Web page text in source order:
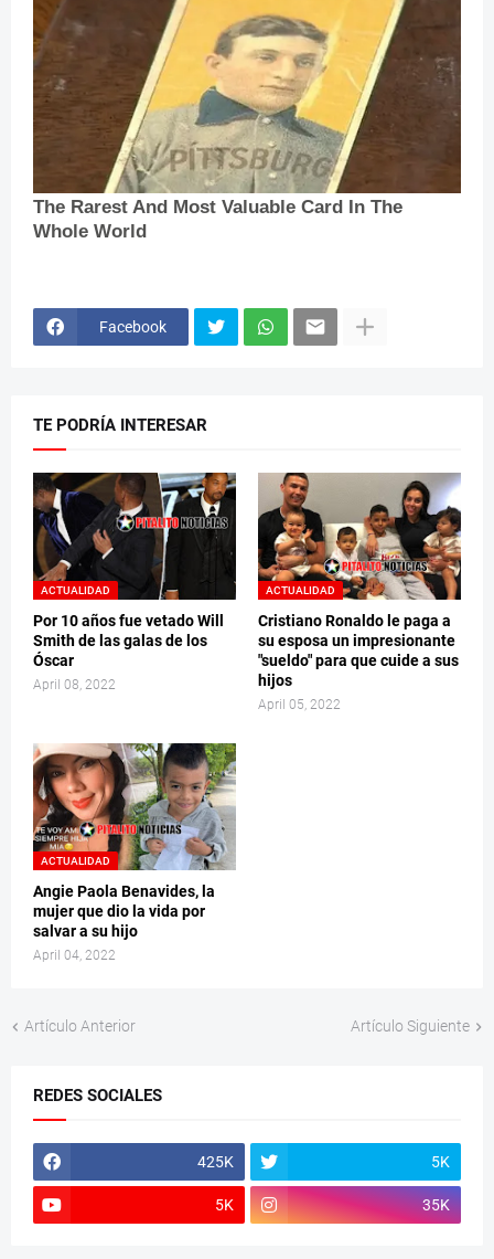
Facebook
TE PODRÍA INTERESAR
ACTUALIDAD
Por 10 años fue vetado Will
Smith de las galas de los
Óscar
April 08, 2022
ACTUALIDAD
Cristiano Ronaldo le paga a
su esposa un impresionante
"sueldo" para que cuide a sus
hijos
April 05, 2022
ACTUALIDAD
Angie Paola Benavides, la
mujer que dio la vida por
salvar a su hijo
April 04, 2022
Artículo Anterior Artículo Siguiente
REDES SOCIALES
425K 5K
5K 35K